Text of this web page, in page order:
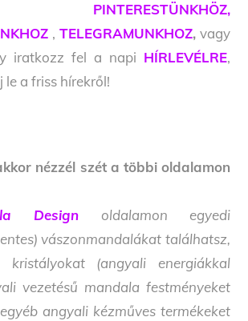
PINTERESTÜNKHÖZ,
, TELEGRAMUNKHOZ,vagy
iratkozz fel a napi HÍRLEVÉLRE,
le a friss hírekről!
nézzél szét a többi oldalamon
Design oldalamon egyedi
vászonmandalákat találhatsz,
kristályokat (angyali energiákkal
vezetésű mandala festményeket
angyali kézműves termékeket